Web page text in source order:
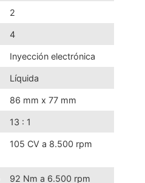
2
4
Inyección electrónica
Líquida
86 mm x 77 mm
13 : 1
105 CV a 8.500 rpm
92 Nm a 6.500 rpm